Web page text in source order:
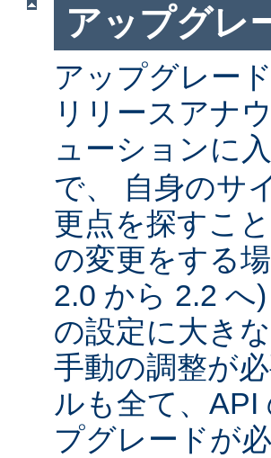
アップグレ
アップグレー
リリースアナ
ューションに
で、 自身のサ
更点を探すこ
の変更をする
2.0 から 2.2 へ
の設定に大き
手動の調整が
ルも全て、
プグレードが